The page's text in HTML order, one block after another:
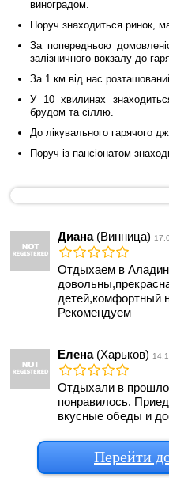
виноградом.
Поруч знаходиться ринок,
За попередньою
залізничного вокзалу до
За 1 км від нас
У 10 хвилинах
брудом та сіллю.
До лікувального гарячого
Поруч із пансіонатом
Диана(Винница)
Отдыхаем в
детей,комфортный
Рекомендуем
Елена(Харьков)
Отдыхали в
понравилось.
вкусные обеды и
Перейти до